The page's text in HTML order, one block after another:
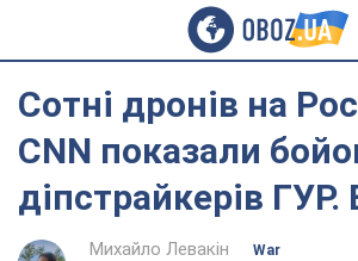
Сотні дронів на
CNN показали
діпстрайкерів ГУР.
Михайло Левакін
War